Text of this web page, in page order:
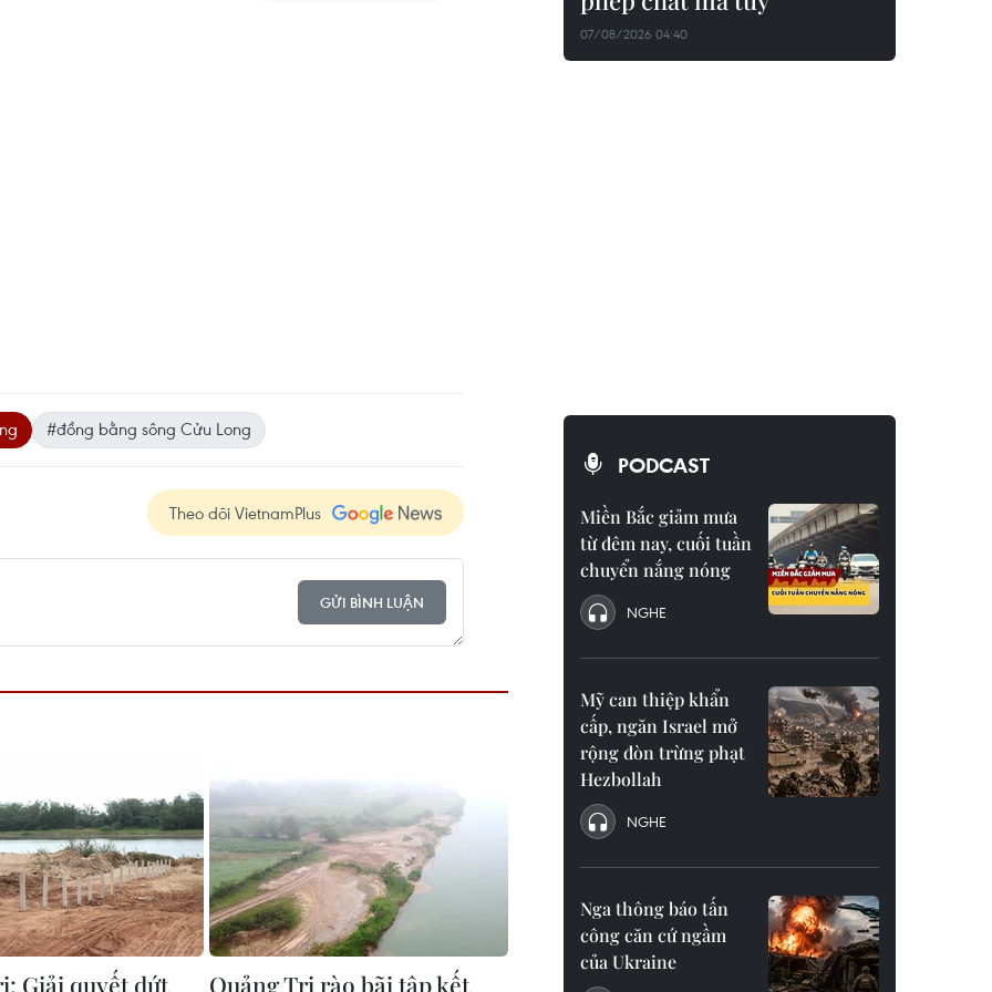
#đồng bằng sông Cửu Long
Theo dõi VietnamPlus
GỬI BÌNH LUẬN
Giải quyết dứt Quảng Trị rào bãi tập kết
07/08/2026 04:40
PODCAST
Miền Bắc giảm mưa
từ đêm nay, cuối tuần
chuyển nắng nóng
NGHE
Mỹ can thiệp khẩn
cấp, ngăn Israel mở
rộng đòn trừng phạt
Hezbollah
NGHE
Nga thông báo tấn
công căn cứ ngầm
của Ukraine